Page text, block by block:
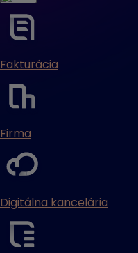
Fakturácia
Firma
Digitálna kancelária